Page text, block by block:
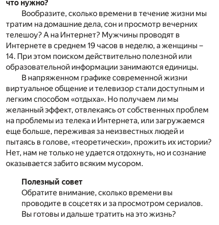
что нужно?
Вообразите, сколько времени в течение жизни мы
тратим на домашние дела, сон и просмотр вечерних
телешоу? А на Интернет? Мужчины проводят в
Интернете в среднем 19 часов в неделю, а женщины –
14. При этом поиском действительно полезной или
образовательной информации занимаются единицы.
В напряженном графике современной жизни
виртуальное общение и телевизор стали доступным и
легким способом «отдыха». Но получаем ли мы
желанный эффект, отвлекаясь от собственных проблем
на проблемы из телека и Интернета, или загружаемся
еще больше, переживая за неизвестных людей и
пытаясь в голове, «теоретически», прожить их истории?
Нет, нам не только не удается отдохнуть, но и сознание
оказывается забито всяким мусором.
Полезный совет
Обратите внимание, сколько времени вы
проводите в соцсетях и за просмотром сериалов.
Вы готовы и дальше тратить на это жизнь?